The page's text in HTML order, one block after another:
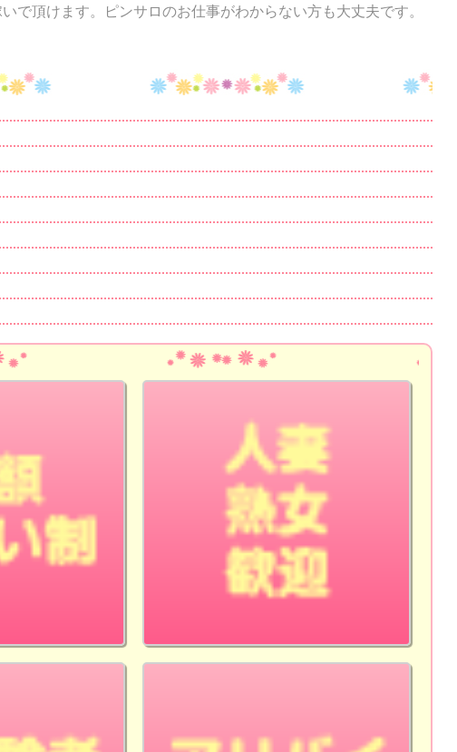
頂けます。ピンサロのお仕事がわからない方も大丈夫です。